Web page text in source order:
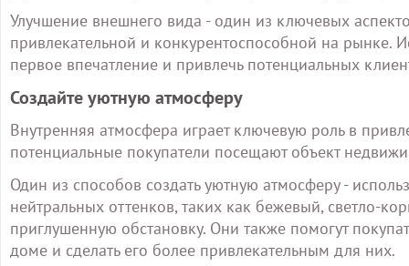
Улучшение внешнего вида - один из ключевых
привлекательной и конкурентоспособной на рынке.
первое впечатление и привлечь потенциальных
Создайте уютную атмосферу
Внутренняя атмосфера играет ключевую роль в
потенциальные покупатели посещают объект
Один из способов создать уютную атмосферу -
нейтральных оттенков, таких как бежевый, светло-
приглушенную обстановку. Они также помогут
доме и сделать его более привлекательным для них.